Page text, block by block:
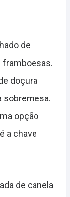
de
framboesas.
doçura
sobremesa.
opção
a chave
de canela